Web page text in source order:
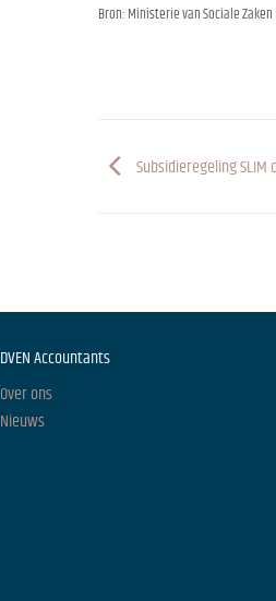
Bron: Ministerie van Sociale Zaken
Subsidieregeling
DVEN Accountants
Over ons
Nieuws